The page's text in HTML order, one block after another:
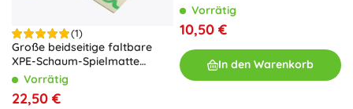
(1)
Große beidseitige faltbare
XPE-Schaum-Spielmatte
HUMBI 200 × 180 cm mit
Sonnen- und Mondmustern
Vorrätig
22,50 €
Vorrätig
10,50 €
In den Warenkorb